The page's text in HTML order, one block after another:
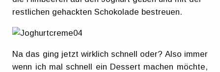
restlichen gehackten Schokolade bestreuen.
Na das ging jetzt wirklich schnell oder? Also immer
wenn ich mal schnell ein Dessert machen möchte,